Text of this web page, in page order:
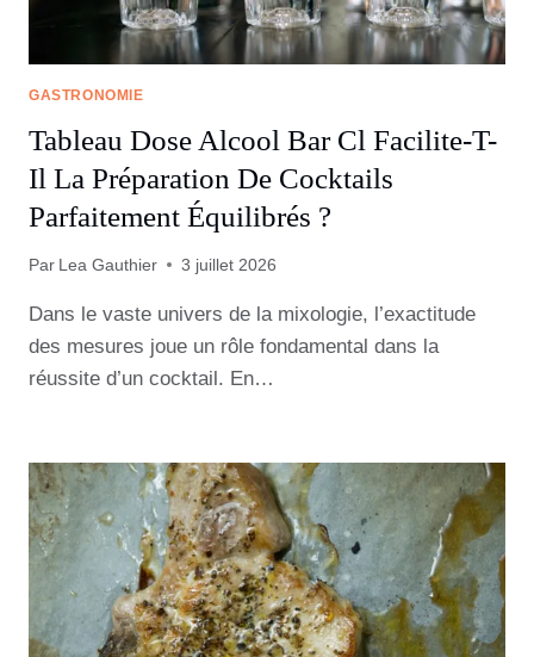
GASTRONOMIE
Tableau Dose Alcool Bar Cl Facilite-T-
Il La Préparation De Cocktails
Parfaitement Équilibrés ?
Par Lea Gauthier 3 juillet 2026
Dans le vaste univers de la mixologie, l’exactitude
des mesures joue un rôle fondamental dans la
réussite d’un cocktail. En…